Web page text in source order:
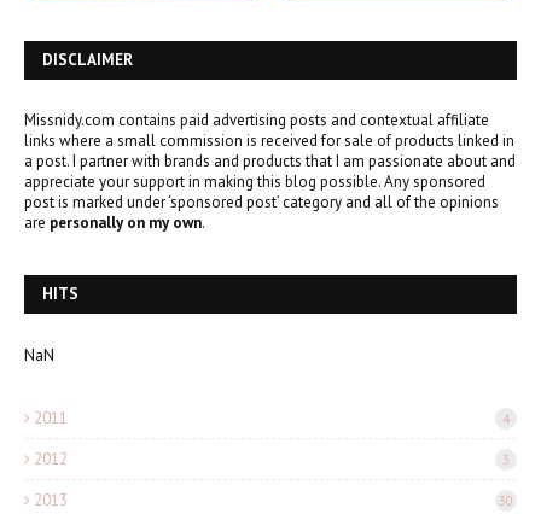
DISCLAIMER
Missnidy.com contains paid advertising posts and contextual affiliate
links where a small commission is received for sale of products linked in
a post. I partner with brands and products that I am passionate about and
appreciate your support in making this blog possible. Any sponsored
post is marked under ‘sponsored post’ category and all of the opinions
are personally on my own.
HITS
NaN
2011 4
2012 3
2013 30